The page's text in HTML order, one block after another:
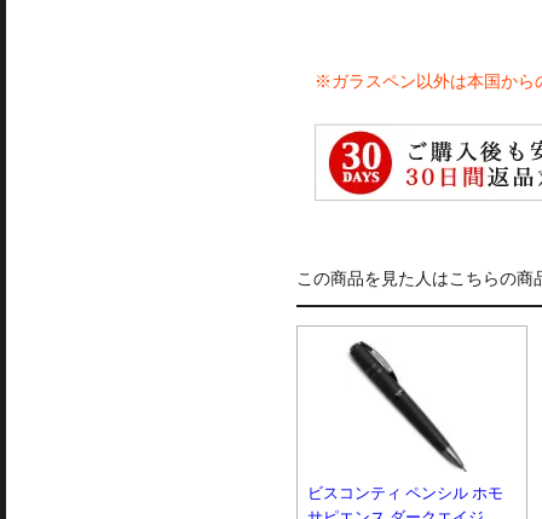
※ガラスペン以外は本国から
この商品を見た人はこちらの商
ビスコンティ ペンシル ホモ